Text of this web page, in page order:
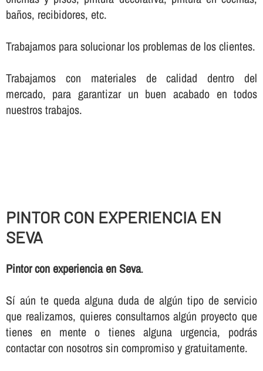
baños, recibidores, etc.
Trabajamos para solucionar los problemas de los clientes.
Trabajamos con materiales de calidad dentro del
mercado, para garantizar un buen acabado en todos
nuestros trabajos.
PINTOR CON EXPERIENCIA EN
SEVA
Pintor con experiencia en Seva.
Sí­ aún te queda alguna duda de algún tipo de servicio
que realizamos, quieres consultarnos algún proyecto que
tienes en mente o tienes alguna urgencia, podrás
contactar con nosotros sin compromiso y gratuitamente.